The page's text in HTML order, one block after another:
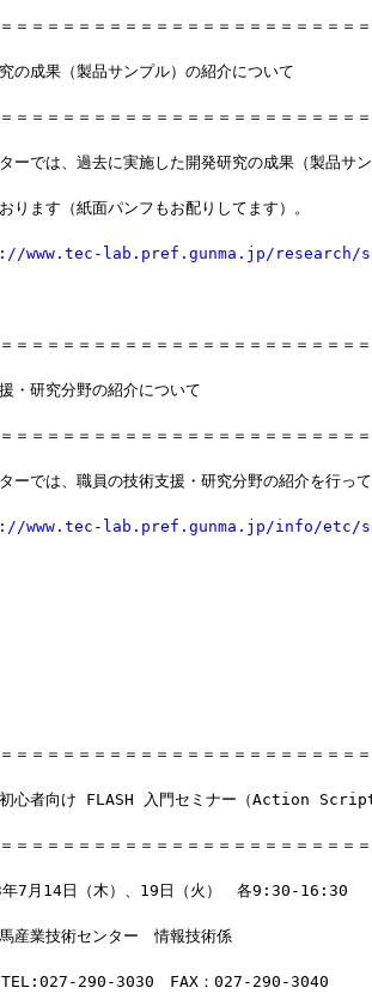
＝＝＝＝＝＝＝＝＝＝＝＝＝＝＝＝＝＝＝＝＝＝
成果（製品サンプル）の紹介について
＝＝＝＝＝＝＝＝＝＝＝＝＝＝＝＝＝＝＝＝＝＝
ーでは、過去に実施した開発研究の成果（製品サ
ります（紙面パンフもお配りしてます）。
www.tec-lab.pref.gunma.jp/research/
＝＝＝＝＝＝＝＝＝＝＝＝＝＝＝＝＝＝＝＝＝＝
研究分野の紹介について
＝＝＝＝＝＝＝＝＝＝＝＝＝＝＝＝＝＝＝＝＝＝
ーでは、職員の技術支援・研究分野の紹介を行っ
www.tec-lab.pref.gunma.jp/info/etc/
＝＝＝＝＝＝＝＝＝＝＝＝＝＝＝＝＝＝＝＝＝＝
心者向け FLASH 入門セミナー（Action
＝＝＝＝＝＝＝＝＝＝＝＝＝＝＝＝＝＝＝＝＝＝
年7月14日（木）、19日（火）　各9:30-16:30
産業技術センター　情報技術係
290-3030　FAX：027-290-3040